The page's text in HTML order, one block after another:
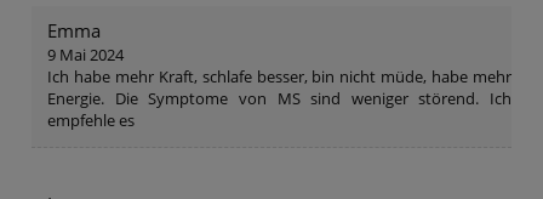
Emma
9 Mai 2024
Ich habe mehr Kraft, schlafe besser, bin nicht müde, habe mehr
Energie. Die Symptome von MS sind weniger störend. Ich
empfehle es